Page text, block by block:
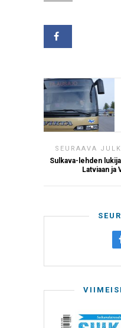
SEURAAVA
Sulkava-lehden
Latviaan ja